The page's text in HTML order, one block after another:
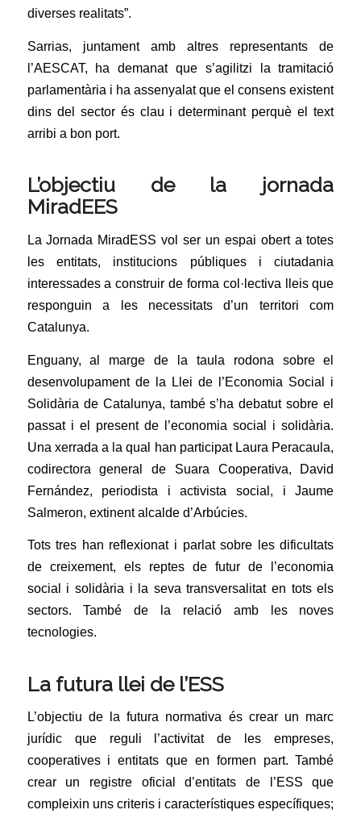
diverses realitats”.
Sarrias, juntament amb altres representants de
l’AESCAT, ha demanat que s’agilitzi la tramitació
parlamentària i ha assenyalat que el consens existent
dins del sector és clau i determinant perquè el text
arribi a bon port.
L’objectiu de la jornada
MiradEES
La Jornada MiradESS vol ser un espai obert a totes
les entitats, institucions públiques i ciutadania
interessades a construir de forma col·lectiva lleis que
responguin a les necessitats d’un territori com
Catalunya.
Enguany, al marge de la taula rodona sobre el
desenvolupament de la Llei de l’Economia Social i
Solidària de Catalunya, també s’ha debatut sobre el
passat i el present de l’economia social i solidària.
Una xerrada a la qual han participat Laura Peracaula,
codirectora general de Suara Cooperativa, David
Fernández, periodista i activista social, i Jaume
Salmeron, extinent alcalde d’Arbúcies.
Tots tres han reflexionat i parlat sobre les dificultats
de creixement, els reptes de futur de l’economia
social i solidària i la seva transversalitat en tots els
sectors. També de la relació amb les noves
tecnologies.
La futura llei de l’ESS
L’objectiu de la futura normativa és crear un marc
jurídic que reguli l’activitat de les empreses,
cooperatives i entitats que en formen part. També
crear un registre oficial d’entitats de l’ESS que
compleixin uns criteris i característiques específiques;